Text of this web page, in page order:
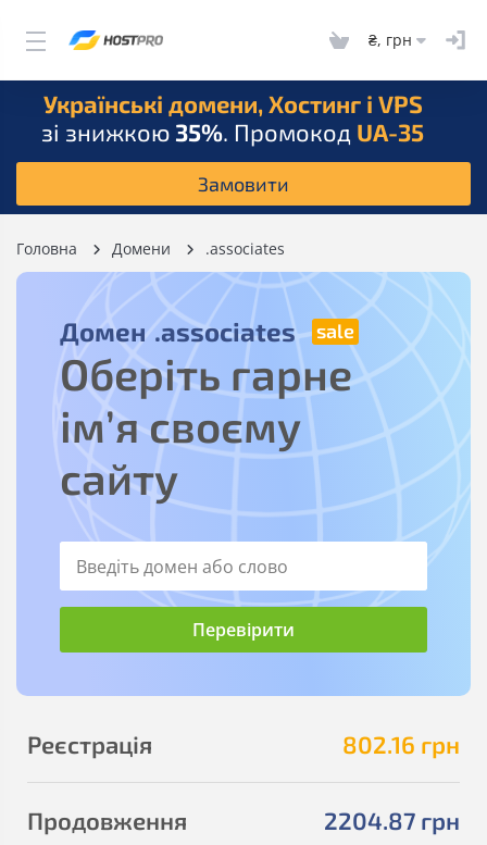
₴, грн
Українські домени, Хостинг і VPS
зі знижкою 35%. Промокод UA-35
Замовити
Головна Домени .associates
Домен .associates
Оберіть гарне
ім’я своєму
сайту
802.16 грн
Реєстрація
2204.87 грн
Продовження